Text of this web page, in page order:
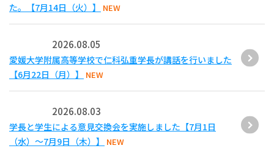
た。【7月14日（火）】
NEW
2026.08.05
愛媛大学附属高等学校で仁科弘重学長が講話を行いました
【6月22日（月）】
NEW
2026.08.03
学長と学生による意見交換会を実施しました【7月1日
（水）～7月9日（木）】
NEW